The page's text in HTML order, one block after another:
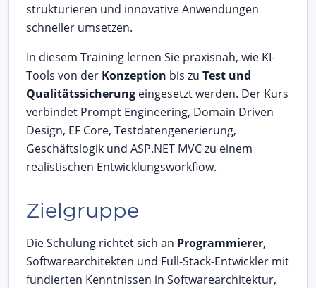
strukturieren und innovative Anwendungen
schneller umsetzen.
In diesem Training lernen Sie praxisnah, wie KI-
Tools von der Konzeption bis zu Test und
Qualitätssicherung eingesetzt werden. Der Kurs
verbindet Prompt Engineering, Domain Driven
Design, EF Core, Testdatengenerierung,
Geschäftslogik und ASP.NET MVC zu einem
realistischen Entwicklungsworkflow.
Zielgruppe
Die Schulung richtet sich an Programmierer,
Softwarearchitekten und Full-Stack-Entwickler mit
fundierten Kenntnissen in Softwarearchitektur,